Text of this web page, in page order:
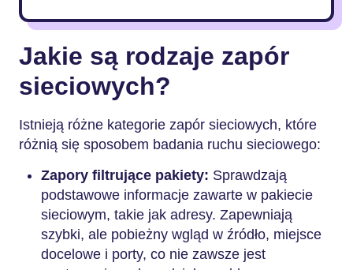
Jakie są rodzaje zapór
sieciowych?
Istnieją różne kategorie zapór sieciowych, które
różnią się sposobem badania ruchu sieciowego:
Zapory filtrujące pakiety: Sprawdzają
podstawowe informacje zawarte w pakiecie
sieciowym, takie jak adresy. Zapewniają
szybki, ale pobieżny wgląd w źródło, miejsce
docelowe i porty, co nie zawsze jest